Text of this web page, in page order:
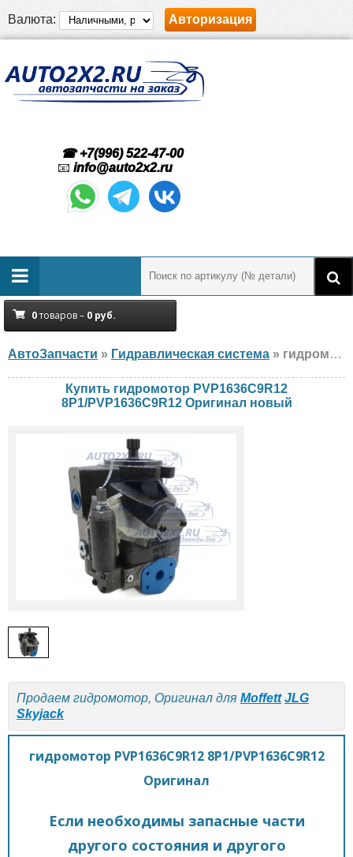
Валюта: Авторизация
☎ +7(996) 522-47-00
📧 info@auto2x2.ru
0товаров – 0 руб.
АвтоЗапчасти » Гидравлическая система » гидромотор Оригинал PVP1636C9R12 8P1/PVP1636C9R12 Moffett, JLG, Skyjack, новый
Купить гидромотор PVP1636C9R12
8P1/PVP1636C9R12 Оригинал новый
Продаем гидромотор, Оригинал для Moffett JLG
Skyjack
гидромотор PVP1636C9R12 8P1/PVP1636C9R12
Оригинал
Если необходимы запасные части
другого состояния и другого